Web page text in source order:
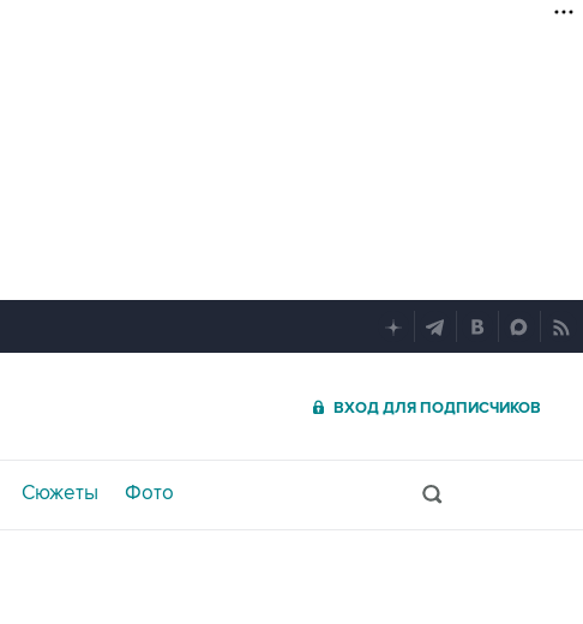
ВХОД ДЛЯ ПОДПИСЧИКОВ
Сюжеты Фото